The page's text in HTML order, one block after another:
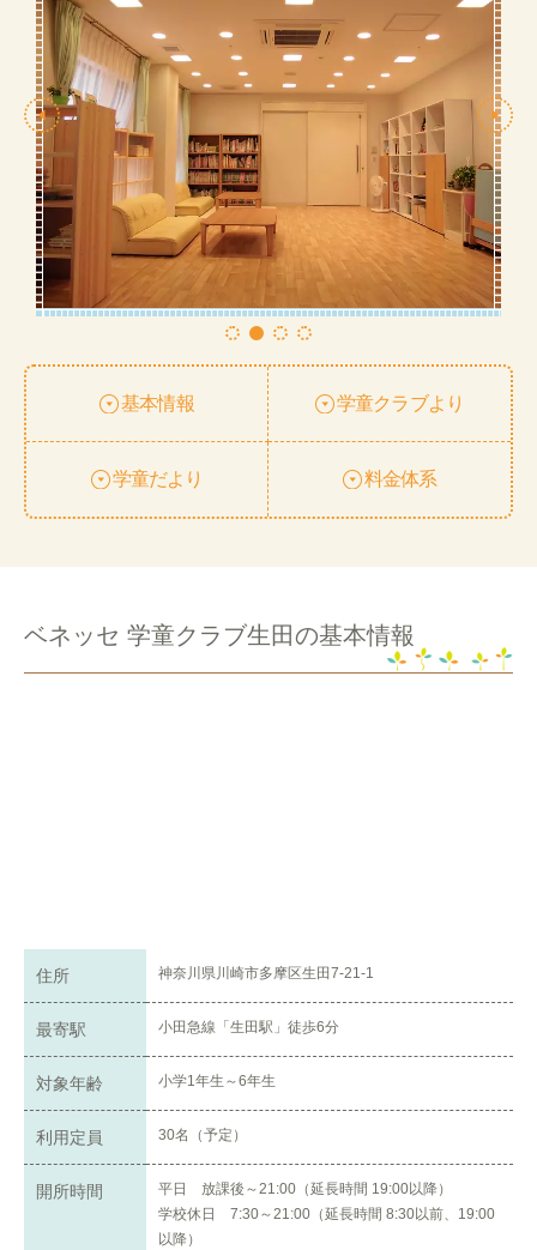
基本情報 学童クラブより
学童だより 料金体系
ベネッセ 学童クラブ生田の基本情報
住所 神奈川県川崎市多摩区生田7-21-1
最寄駅 小田急線「生田駅」徒歩6分
対象年齢 小学1年生～6年生
利用定員 30名（予定）
開所時間
平日 放課後～21:00（延長時間 19:00以降）
学校休日 7:30～21:00（延長時間 8:30以前、19:00
以降）